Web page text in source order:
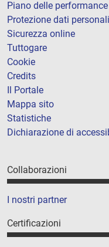
Piano delle performance
Protezione dati personali
Sicurezza online
Tuttogare
Cookie
Credits
Il Portale
Mappa sito
Statistiche
Dichiarazione di
Collaborazioni
I nostri partner
Certificazioni